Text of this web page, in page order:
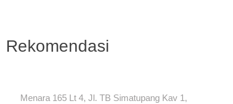
Rekomendasi
Menara 165 Lt 4, Jl. TB Simatupang Kav 1,